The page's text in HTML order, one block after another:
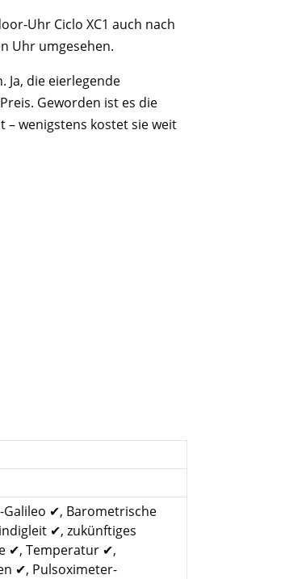
Uhr Ciclo XC1 auch nach
Uhr umgesehen.
Ja, die eierlegende
Geworden ist es die
– wenigstens kostet sie weit
Galileo ✔, Barometrische
✔, zukünftiges
✔, Temperatur ✔,
✔, Pulsoximeter-